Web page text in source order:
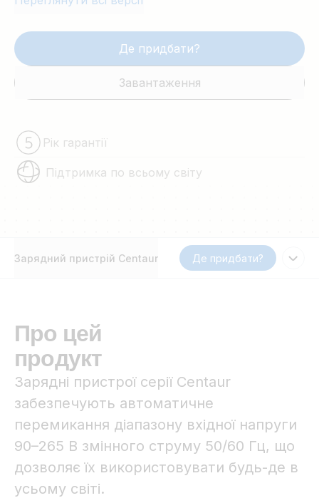
Де придбати?
Завантаження
Рік гарантії
Підтримка по всьому світу
Зарядний пристрій Centaur Де придбати?
Про цей
продукт
Зарядні пристрої серії Centaur
забезпечують автоматичне
перемикання діапазону вхідної напруги
90–265 В змінного струму 50/60 Гц, що
дозволяє їх використовувати будь-де в
усьому світі.